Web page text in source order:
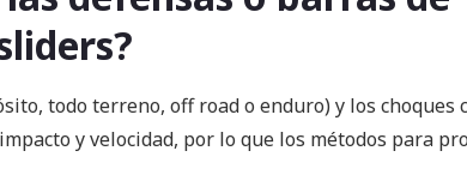
todo terreno, off road o enduro) y los choques
y velocidad, por lo que los métodos para